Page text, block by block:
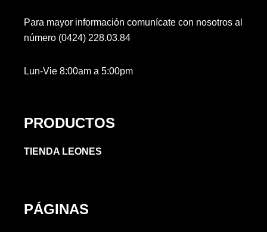
Para mayor información comunícate con nosotros al
número (0424) 228.03.84
Lun-Vie 8:00am a 5:00pm
PRODUCTOS
TIENDA LEONES
PÁGINAS